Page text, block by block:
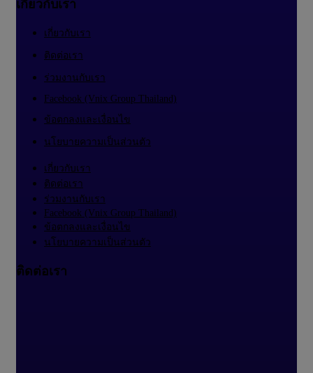
เกี่ยวกับเรา
เกี่ยวกับเรา
ติดต่อเรา
ร่วมงานกับเรา
Facebook (Vnix Group Thailand)
ข้อตกลงและเงื่อนไข
นโยบายความเป็นส่วนตัว
เกี่ยวกับเรา
ติดต่อเรา
ร่วมงานกับเรา
Facebook (Vnix Group Thailand)
ข้อตกลงและเงื่อนไข
นโยบายความเป็นส่วนตัว
ติดต่อเรา